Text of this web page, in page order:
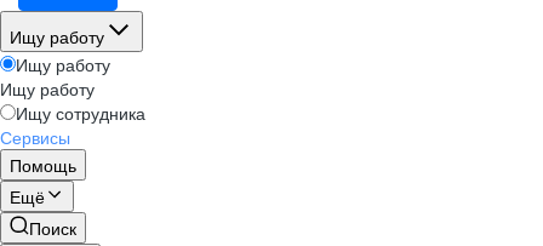
Ищу работу
Ищу работу
Ищу работу
Ищу сотрудника
Сервисы
Помощь
Ещё
Поиск